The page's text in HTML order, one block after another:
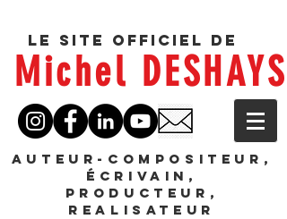
Le site officiel de
Michel DESHAYS
AUTEUR-COMPOSITEUR,
ÉCRIVAIN,
PRODUCTEUR,
REALISATEUR